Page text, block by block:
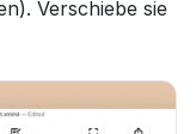
Verschiebe sie